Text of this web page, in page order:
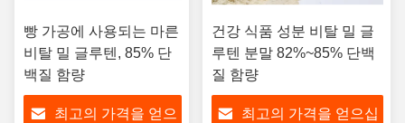
빵 가공에 사용되는 마른
비탈 밀 글루텐, 85% 단
백질 함량
최고의 가격을 얻으
건강 식품 성분 비탈 밀 글
루텐 분말 82%~85% 단백
질 함량
최고의 가격을 얻으십